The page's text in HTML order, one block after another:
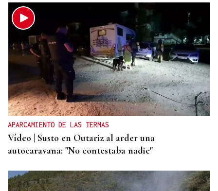
APARCAMIENTO DE LAS TERMAS
Vídeo | Susto en Outariz al arder una
autocaravana: "No contestaba nadie"